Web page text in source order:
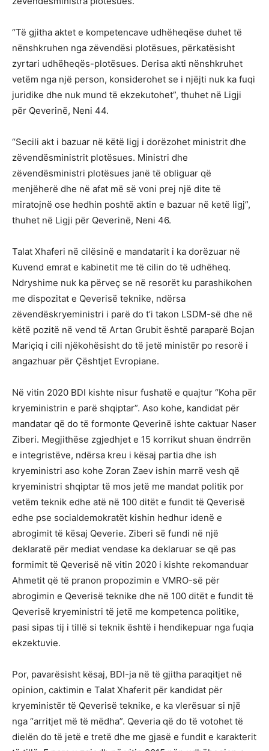
“Të gjitha aktet e kompetencave udhëheqëse duhet të
nënshkruhen nga zëvendësi plotësues, përkatësisht
zyrtari udhëheqës-plotësues. Derisa akti nënshkruhet
vetëm nga një person, konsiderohet se i njëjti nuk ka fuqi
juridike dhe nuk mund të ekzekutohet”, thuhet në Ligji
për Qeverinë, Neni 44.
“Secili akt i bazuar në këtë ligj i dorëzohet ministrit dhe
zëvendësministrit plotësues. Ministri dhe
zëvendësministri plotësues janë të obliguar që
menjëherë dhe në afat më së voni prej një dite të
miratojnë ose hedhin poshtë aktin e bazuar në ketë ligj”,
thuhet në Ligji për Qeverinë, Neni 46.
Talat Xhaferi në cilësinë e mandatarit i ka dorëzuar në
Kuvend emrat e kabinetit me të cilin do të udhëheq.
Ndryshime nuk ka përveç se në resorët ku parashikohen
me dispozitat e Qeverisë teknike, ndërsa
zëvendëskryeministri i parë do t’i takon LSDM-së dhe në
këtë pozitë në vend të Artan Grubit është paraparë Bojan
Mariçiq i cili njëkohësisht do të jetë ministër po resorë i
angazhuar për Çështjet Evropiane.
Në vitin 2020 BDI kishte nisur fushatë e quajtur “Koha për
kryeministrin e parë shqiptar”. Aso kohe, kandidat për
mandatar që do të formonte Qeverinë ishte caktuar Naser
Ziberi. Megjithëse zgjedhjet e 15 korrikut shuan ëndrrën
e integristëve, ndërsa kreu i kësaj partia dhe ish
kryeministri aso kohe Zoran Zaev ishin marrë vesh që
kryeministri shqiptar të mos jetë me mandat politik por
vetëm teknik edhe atë në 100 ditët e fundit të Qeverisë
edhe pse socialdemokratët kishin hedhur idenë e
abrogimit të kësaj Qeverie. Ziberi së fundi në një
deklaratë për mediat vendase ka deklaruar se që pas
formimit të Qeverisë në vitin 2020 i kishte rekomanduar
Ahmetit që të pranon propozimin e VMRO-së për
abrogimin e Qeverisë teknike dhe në 100 ditët e fundit të
Qeverisë kryeministri të jetë me kompetenca politike,
pasi sipas tij i tillë si teknik është i hendikepuar nga fuqia
ekzektuvie.
Por, pavarësisht kësaj, BDI-ja në të gjitha paraqitjet në
opinion, caktimin e Talat Xhaferit për kandidat për
kryeministër të Qeverisë teknike, e ka vlerësuar si një
nga “arritjet më të mëdha”. Qeveria që do të votohet të
dielën do të jetë e tretë dhe me gjasë e fundit e karakterit